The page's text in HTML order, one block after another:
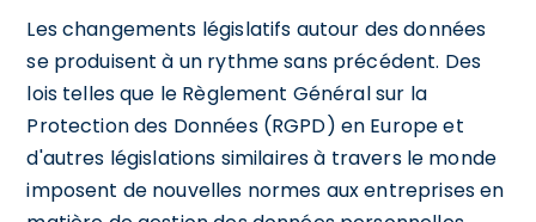
Les changements législatifs autour des données
se produisent à un rythme sans précédent. Des
lois telles que le Règlement Général sur la
Protection des Données (RGPD) en Europe et
d'autres législations similaires à travers le monde
imposent de nouvelles normes aux entreprises en